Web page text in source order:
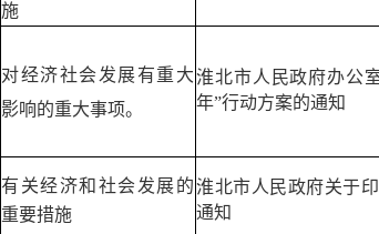
施
对经济社会发展有重大
影响的重大事项。
淮北市人民政府办公
年”行动方案的通知
有关经济和社会发展的
重要措施
淮北市人民政府关于
通知